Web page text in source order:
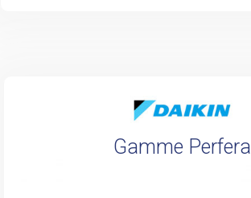
Gamme Perfera